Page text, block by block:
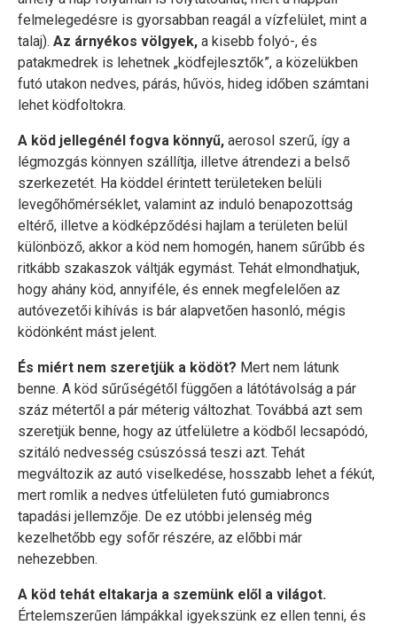
felmelegedésre is gyorsabban reagál a vízfelület, mint a
talaj). Az árnyékos völgyek, a kisebb folyó-, és
patakmedrek is lehetnek „ködfejlesztők”, a közelükben
futó utakon nedves, párás, hűvös, hideg időben számtani
lehet ködfoltokra.
A köd jellegénél fogva könnyű, aerosol szerű, így a
légmozgás könnyen szállítja, illetve átrendezi a belső
szerkezetét. Ha köddel érintett területeken belüli
levegőhőmérséklet, valamint az induló benapozottság
eltérő, illetve a ködképződési hajlam a területen belül
különböző, akkor a köd nem homogén, hanem sűrűbb és
ritkább szakaszok váltják egymást. Tehát elmondhatjuk,
hogy ahány köd, annyiféle, és ennek megfelelően az
autóvezetői kihívás is bár alapvetően hasonló, mégis
ködönként mást jelent.
És miért nem szeretjük a ködöt? Mert nem látunk
benne. A köd sűrűségétől függően a látótávolság a pár
száz métertől a pár méterig változhat. Továbbá azt sem
szeretjük benne, hogy az útfelületre a ködből lecsapódó,
szitáló nedvesség csúszóssá teszi azt. Tehát
megváltozik az autó viselkedése, hosszabb lehet a fékút,
mert romlik a nedves útfelületen futó gumiabroncs
tapadási jellemzője. De ez utóbbi jelenség még
kezelhetőbb egy sofőr részére, az előbbi már
nehezebben.
A köd tehát eltakarja a szemünk elől a világot.
Értelemszerűen lámpákkal igyekszünk ez ellen tenni, és